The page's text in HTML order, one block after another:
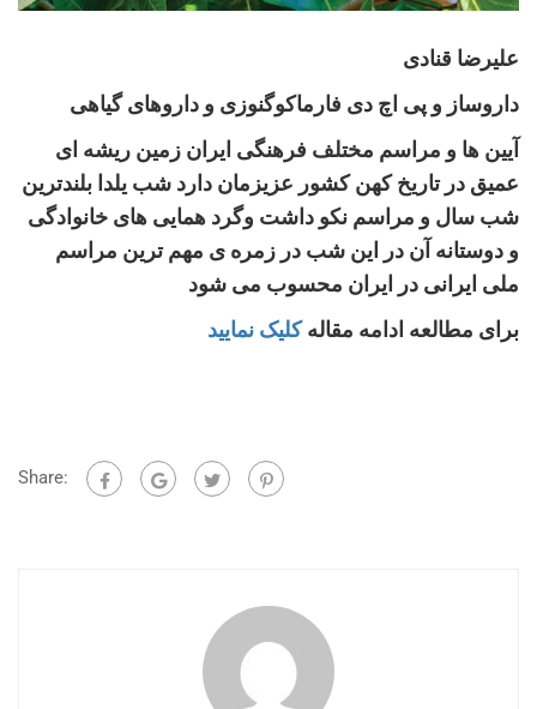
علیرضا قنادی
داروساز و پی اچ دی فارماکوگنوزی و داروهای گیاهی
آیین ها و مراسم مختلف فرهنگی ایران زمین ریشه ای
عمیق در تاریخ کهن کشور عزیزمان دارد شب یلدا بلندترین
شب سال و مراسم نکو داشت وگرد همایی های خانوادگی
و دوستانه آن در این شب در زمره ی مهم ترین مراسم
ملی ایرانی در ایران محسوب می شود
برای مطالعه ادامه مقالهکلیک نمایید
Share: